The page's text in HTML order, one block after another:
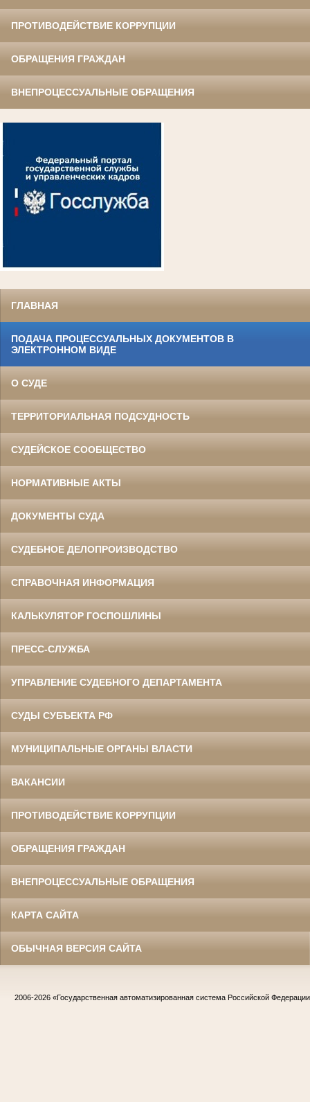
ПРОТИВОДЕЙСТВИЕ КОРРУПЦИИ
ОБРАЩЕНИЯ ГРАЖДАН
ВНЕПРОЦЕССУАЛЬНЫЕ ОБРАЩЕНИЯ
ГЛАВНАЯ
ПОДАЧА ПРОЦЕССУАЛЬНЫХ ДОКУМЕНТОВ В
ЭЛЕКТРОННОМ ВИДЕ
О СУДЕ
ТЕРРИТОРИАЛЬНАЯ ПОДСУДНОСТЬ
СУДЕЙСКОЕ СООБЩЕСТВО
НОРМАТИВНЫЕ АКТЫ
ДОКУМЕНТЫ СУДА
СУДЕБНОЕ ДЕЛОПРОИЗВОДСТВО
СПРАВОЧНАЯ ИНФОРМАЦИЯ
КАЛЬКУЛЯТОР ГОСПОШЛИНЫ
ПРЕСС-СЛУЖБА
УПРАВЛЕНИЕ СУДЕБНОГО ДЕПАРТАМЕНТА
СУДЫ СУБЪЕКТА РФ
МУНИЦИПАЛЬНЫЕ ОРГАНЫ ВЛАСТИ
ВАКАНСИИ
ПРОТИВОДЕЙСТВИЕ КОРРУПЦИИ
ОБРАЩЕНИЯ ГРАЖДАН
ВНЕПРОЦЕССУАЛЬНЫЕ ОБРАЩЕНИЯ
КАРТА САЙТА
ОБЫЧНАЯ ВЕРСИЯ САЙТА
2006-2026 «Государственная автоматизированная система Российской